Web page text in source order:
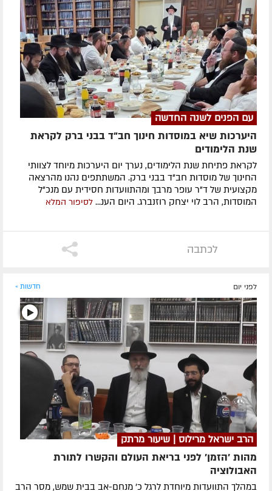
עם הפנים לשנה החדשה
היערכות שיא במוסדות חינוך חב"ד בבני ברק לקראת
שנת הלימודים
לקראת פתיחת שנת הלימודים, נערך יום היערכות מיוחד לצוותי
החינוך של מוסדות חב"ד בבני ברק. המשתתפים נהנו מהרצאה
מקצועית של ד"ר עופר מרבך ומהתוועדות חסידית עם מנכ"ל
המוסדות, הרב לוי יצחק רוזנברג. היום הענ... לסיפור המלא
לכתבה
לפני יום חדשות »
הרב ישראל מרילוס | שיעור מרתק
מהות 'הזמן' לפני בריאת העולם והקשרו לתורת
האבולוציה
במהלך התוועדות מיוחדת לרגל כ' מנחם-אב בבית שמש, מסר הרב